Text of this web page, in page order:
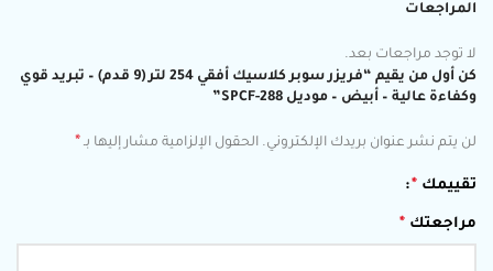
المراجعات
لا توجد مراجعات بعد.
كن أول من يقيم “فريزر سوبر كلاسيك أفقي 254 لتر (9 قدم) – تبريد قوي
وكفاءة عالية – أبيض – موديل SPCF-288”
لن يتم نشر عنوان بريدك الإلكتروني. الحقول الإلزامية مشار إليها بـ *
تقييمك *
مراجعتك *